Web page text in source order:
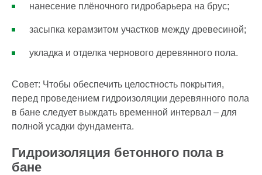
нанесение плёночного гидробарьера на брус;
засыпка керамзитом участков между древесиной;
укладка и отделка чернового деревянного пола.
Совет: Чтобы обеспечить целостность покрытия,
перед проведением гидроизоляции деревянного пола
в бане следует выждать временной интервал – для
полной усадки фундамента.
Гидроизоляция бетонного пола в
бане